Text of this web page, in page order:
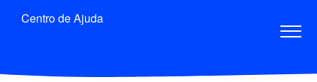
Centro de Ajuda